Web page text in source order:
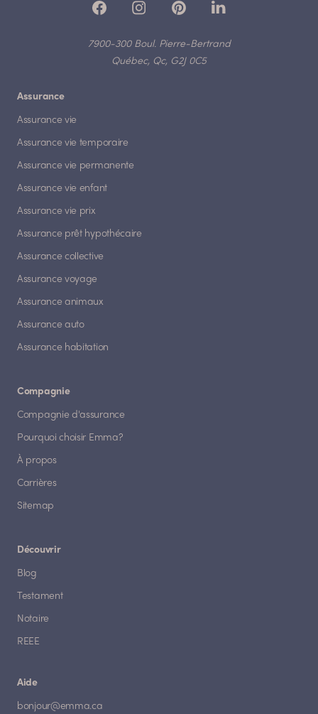
7900-300 Boul. Pierre-Bertrand
Québec, Qc, G2J 0C5
Assurance
Assurance vie
Assurance vie temporaire
Assurance vie permanente
Assurance vie enfant
Assurance vie prix
Assurance prêt hypothécaire
Assurance collective
Assurance voyage
Assurance animaux
Assurance auto
Assurance habitation
Compagnie
Compagnie d'assurance
Pourquoi choisir Emma?
À propos
Carrières
Sitemap
Découvrir
Blog
Testament
Notaire
REEE
Aide
bonjour@emma.ca